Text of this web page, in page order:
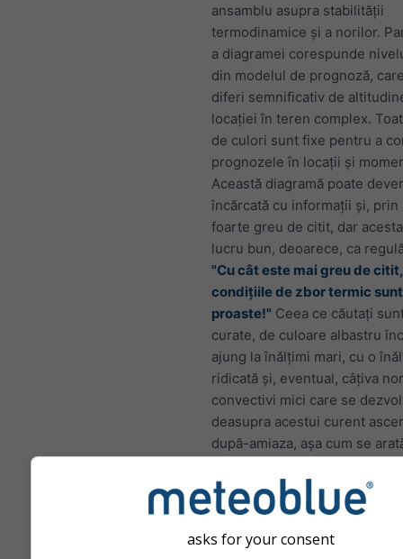
ansamblu asupra stabilității
termodinamice și a norilor.
a diagramei corespunde
din modelul de prognoză,
diferi semnificativ de
locației în teren complex.
de culori sunt fixe pentru a
prognozele în locații și
Această diagramă poate
încărcată cu informații și, prin
foarte greu de citit, dar
lucru bun, deoarece, ca
"Cu cât este mai greu de
condițiile de zbor termic
proaste!" Ceea ce căutați
curate, de culoare albastru
ajung la înălțimi mari, cu o
ridicată și, eventual, câțiva
convectivi mici care se
deasupra acestui curent
după-amiaza, așa cum se
asks for your consent